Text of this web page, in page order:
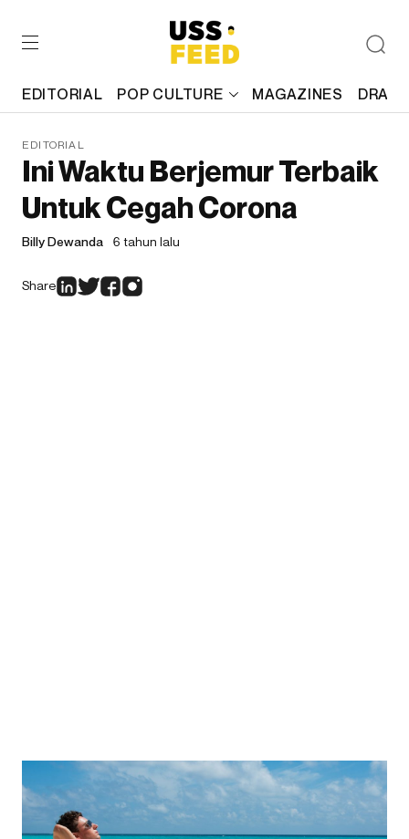
EDITORIAL POP CULTURE MAGAZINES
EDITORIAL
Ini Waktu Berjemur Terbaik
Untuk Cegah Corona
Billy Dewanda 6 tahun lalu
Share